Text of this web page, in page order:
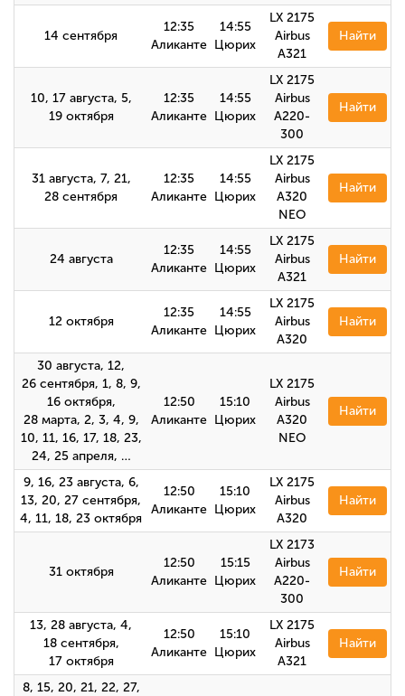
14 сентября
12:35
Аликанте
14:55
Цюрих
LX 2175
Airbus
А321
Найти
10, 17 августа, 5,
19 октября
12:35
Аликанте
14:55
Цюрих
LX 2175
Airbus
A220-
300
Найти
31 августа, 7, 21,
28 сентября
12:35
Аликанте
14:55
Цюрих
LX 2175
Airbus
A320
NEO
Найти
24 августа
12:35
Аликанте
14:55
Цюрих
LX 2175
Airbus
A321
Найти
12 октября
12:35
Аликанте
14:55
Цюрих
LX 2175
Airbus
A320
Найти
30 августа, 12,
26 сентября, 1, 8, 9,
16 октября,
28 марта, 2, 3, 4, 9,
10, 11, 16, 17, 18, 23,
24, 25 апреля, …
12:50
Аликанте
15:10
Цюрих
LX 2175
Airbus
A320
NEO
Найти
9, 16, 23 августа, 6,
13, 20, 27 сентября,
4, 11, 18, 23 октября
12:50
Аликанте
15:10
Цюрих
LX 2175
Airbus
А320
Найти
31 октября
12:50
Аликанте
15:15
Цюрих
LX 2173
Airbus
A220-
300
Найти
13, 28 августа, 4,
18 сентября,
17 октября
12:50
Аликанте
15:10
Цюрих
LX 2175
Airbus
A321
Найти
8, 15, 20, 21, 22, 27,